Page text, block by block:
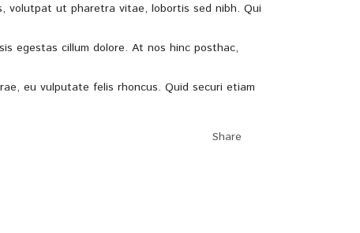
volutpat ut pharetra vitae, lobortis sed nibh. Qui
egestas cillum dolore. At nos hinc posthac,
eu vulputate felis rhoncus. Quid securi etiam
Share